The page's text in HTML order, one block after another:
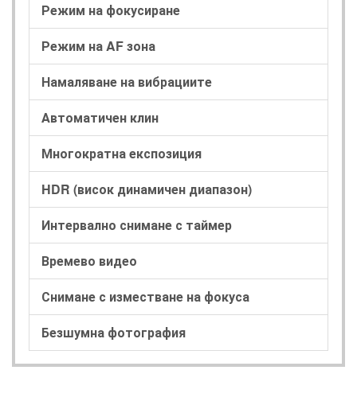
Режим на фокусиране
Режим на AF зона
Намаляване на вибрациите
Автоматичен клин
Многократна експозиция
HDR (висок динамичен диапазон)
Интервално снимане с таймер
Времево видео
Снимане с изместване на фокуса
Безшумна фотография